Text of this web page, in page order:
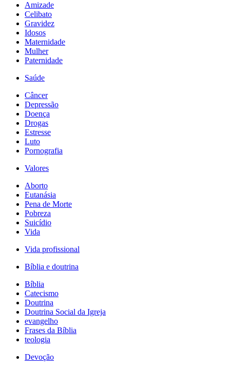
Amizade
Celibato
Gravidez
Idosos
Maternidade
Mulher
Paternidade
Saúde
Câncer
Depressão
Doença
Drogas
Estresse
Luto
Pornografia
Valores
Aborto
Eutanásia
Pena de Morte
Pobreza
Suicídio
Vida
Vida profissional
Bíblia e doutrina
Bíblia
Catecismo
Doutrina
Doutrina Social da Igreja
evangelho
Frases da Bíblia
teologia
Devoção